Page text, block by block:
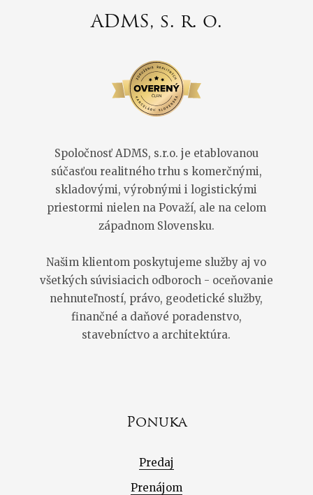
ADMS, s. r. o.
Spoločnosť ADMS, s.r.o. je etablovanou
súčasťou realitného trhu s komerčnými,
skladovými, výrobnými i logistickými
priestormi nielen na Považí, ale na celom
západnom Slovensku.
Našim klientom poskytujeme služby aj vo
všetkých súvisiacich odboroch - oceňovanie
nehnuteľností, právo, geodetické služby,
finančné a daňové poradenstvo,
stavebníctvo a architektúra.
Ponuka
Predaj
Prenájom